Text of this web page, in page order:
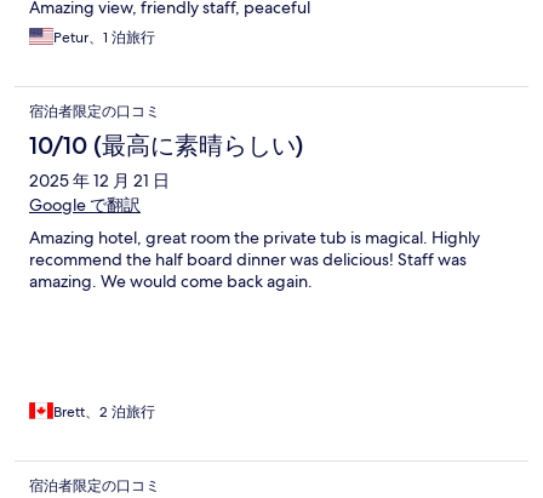
Amazing view, friendly staff, peaceful
Petur、1 泊旅行
宿泊者限定の口コミ
10/10 (最高に素晴らしい)
2025 年 12 月 21 日
Google で翻訳
Amazing hotel, great room the private tub is magical. Highly
recommend the half board dinner was delicious! Staff was
amazing. We would come back again.
Brett、2 泊旅行
宿泊者限定の口コミ